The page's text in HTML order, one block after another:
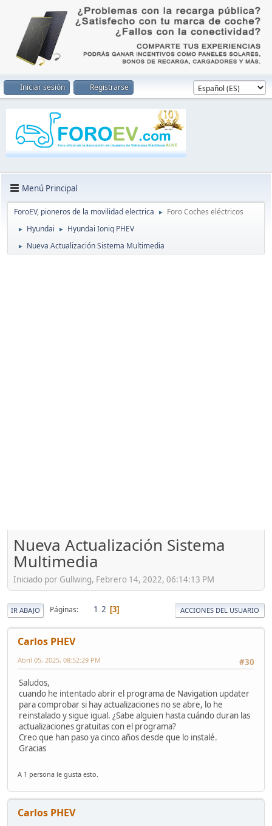
Iniciar sesión Registrarse
Menú Principal
ForoEV, pioneros de la movilidad electrica ► Foro Coches eléctricos
► Hyundai ► Hyundai Ioniq PHEV
► Nueva Actualización Sistema Multimedia
Nueva Actualización Sistema
Multimedia
Iniciado por Gullwing, Febrero 14, 2022, 06:14:13 PM
IR ABAJO Páginas 1 2 3 ACCIONES DEL USUARIO
Carlos PHEV
#30
Abril 05, 2025, 08:52:29 PM
Saludos,
cuando he intentado abrir el programa de Navigation updater
para comprobar si hay actualizaciones no se abre, lo he
reinstalado y sigue igual. ¿Sabe alguien hasta cuándo duran las
actualizaciones gratuitas con el programa?
Creo que han paso ya cinco años desde que lo instalé.
Gracias
A 1 persona le gusta esto.
Carlos PHEV